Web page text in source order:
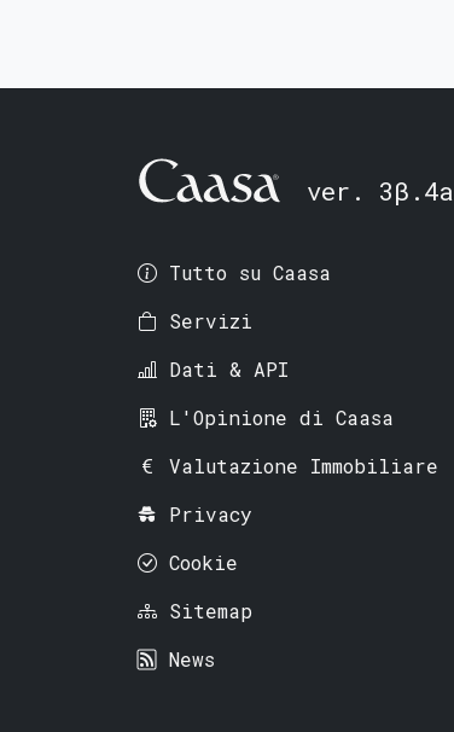
ver. 3β.4a
Tutto su Caasa
Servizi
Dati & API
L'Opinione di Caasa
Valutazione Immobiliare
Privacy
Cookie
Sitemap
News